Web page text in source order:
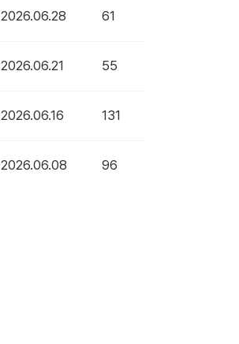
2026.06.28 61
2026.06.21 55
2026.06.16 131
2026.06.08 96